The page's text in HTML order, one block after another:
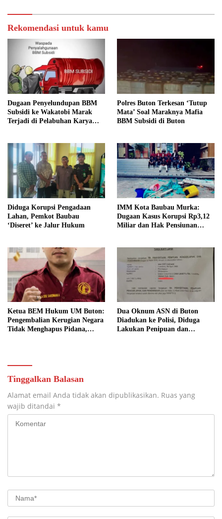
Rekomendasi untuk kamu
Dugaan Penyelundupan BBM
Subsidi ke Wakatobi Marak
Terjadi di Pelabuhan Karya
Polres Buton Terkesan ‘Tutup
Mata’ Soal Maraknya Mafia
BBM Subsidi di Buton
Diduga Korupsi Pengadaan
Lahan, Pemkot Baubau
‘Diseret’ ke Jalur Hukum
IMM Kota Baubau Murka:
Dugaan Kasus Korupsi Rp3,12
Miliar dan Hak Pensiunan
Ketua BEM Hukum UM Buton:
Pengembalian Kerugian Negara
Tidak Menghapus Pidana,
Dua Oknum ASN di Buton
Diadukan ke Polisi, Diduga
Lakukan Penipuan dan
Tinggalkan Balasan
Alamat email Anda tidak akan dipublikasikan. Ruas yang
wajib ditandai *